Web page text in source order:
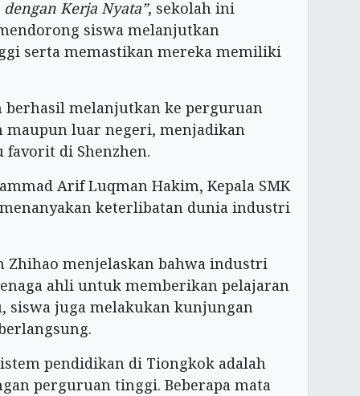
Kerja Nyata”, sekolah ini
siswa melanjutkan
serta memastikan mereka memiliki
berhasil melanjutkan ke perguruan
luar negeri, menjadikan
favorit di Shenzhen.
Arif Luqman Hakim, Kepala SMK
keterlibatan dunia industri
Zhihao menjelaskan bahwa industri
ahli untuk memberikan pelajaran
siswa juga melakukan kunjungan
pendidikan di Tiongkok adalah
perguruan tinggi. Beberapa mata